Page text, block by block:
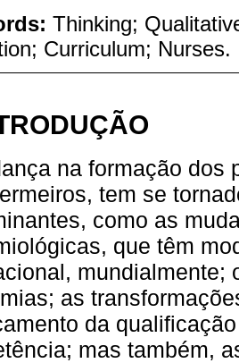
Thinking;
Curriculum; Nurses.
na formação dos
tem se
como as
que têm
mundialmente;
as
da
mas também,